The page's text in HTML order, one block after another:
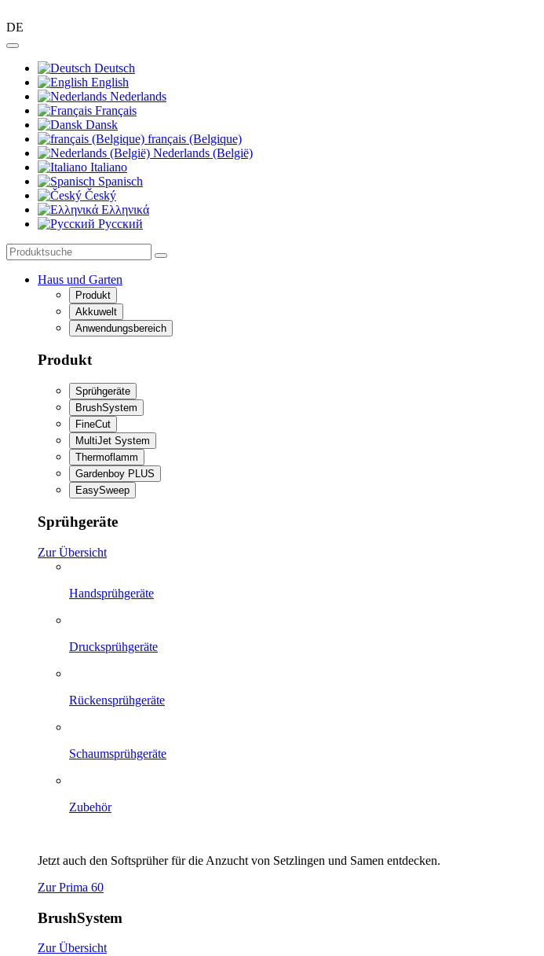
DE
Deutsch
English
Nederlands
Français
Dansk
français (Belgique)
Nederlands (België)
Italiano
Spanisch
Český
Ελληνικά
Pусский
Haus und Garten
Produkt
Akkuwelt
Anwendungsbereich
Produkt
Sprühgeräte
BrushSystem
FineCut
MultiJet System
Thermoflamm
Gardenboy PLUS
EasySweep
Sprühgeräte
Zur Übersicht
Handsprühgeräte
Drucksprühgeräte
Rückensprühgeräte
Schaumsprühgeräte
Zubehör
Jetzt auch den Softsprüher für die Anzucht von Setzlingen und Samen entdecken.
Zur Prima 60
BrushSystem
Zur Übersicht